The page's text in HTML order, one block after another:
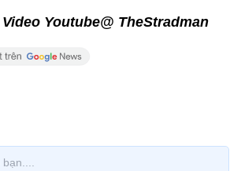
Youtube@ TheStradman